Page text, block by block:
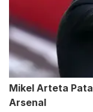
Mikel Arteta
Arsenal